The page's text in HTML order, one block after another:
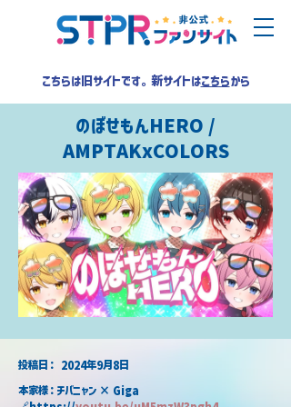
こちらは旧サイトです。新サイトはこちらから
のぼせもんHERO /
AMPTAKxCOLORS
2024年9月8日
​投稿日：
本家様：チバニャン × Giga